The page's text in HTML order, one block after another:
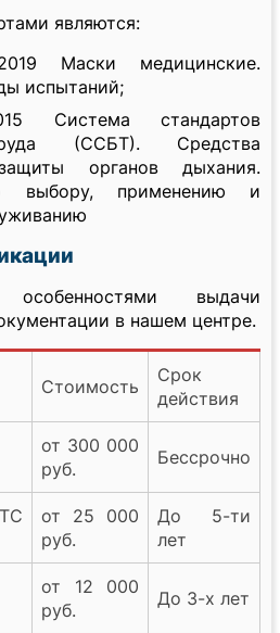
являются:
Маски медицинские.
испытаний;
Система стандартов
(ССБТ). Средства
органов дыхания.
выбору, применению и
выдачи
в нашем центре.
Стоимость
Срок
действия
от 300 000
руб.
Бессрочно
от 25 000
руб.
До 5-ти
лет
от 12 000
руб.
До 3-х лет